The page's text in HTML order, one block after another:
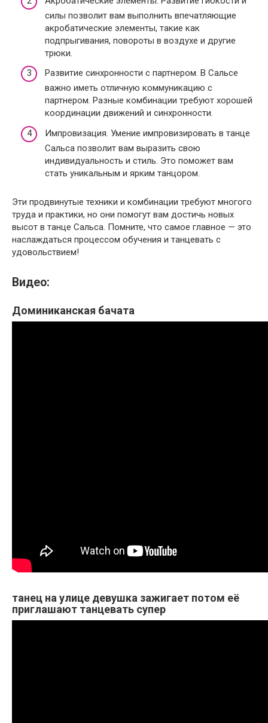
силы позволит вам выполнить впечатляющие
акробатические элементы, такие как
подпрыгивания, повороты в воздухе и другие
трюки.
Развитие синхронности с партнером. В Сальсе
важно иметь отличную коммуникацию с
партнером. Разные комбинации требуют хорошей
координации движений и синхронности.
Импровизация. Умение импровизировать в танце
Сальса позволит вам выразить свою
индивидуальность и стиль. Это поможет вам
стать уникальным и ярким танцором.
Эти продвинутые техники и комбинации требуют многого
труда и практики, но они помогут вам достичь новых
высот в танце Сальса. Помните, что самое главное — это
наслаждаться процессом обучения и танцевать с
удовольствием!
Видео:
Доминиканская бачата
танец на улице девушка зажигает потом её
приглашают танцевать супер